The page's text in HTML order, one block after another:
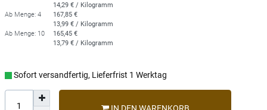
14,29 € / Kilogramm
Ab Menge: 4
167,85 €
13,99 € / Kilogramm
Ab Menge: 10
165,45 €
13,79 € / Kilogramm
Sofort versandfertig, Lieferfrist 1 Werktag